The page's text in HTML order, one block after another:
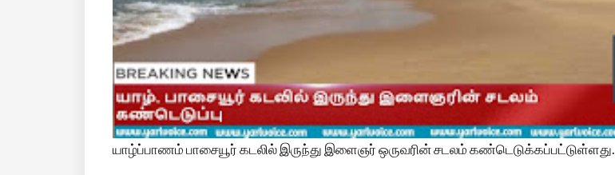
யாழ்ப்பாணம் பாசையூர் கடலில் இருந்து இளைஞர் ஒருவரின் சடலம் கண்டெடுக்கப்பட்டுள்ளது.